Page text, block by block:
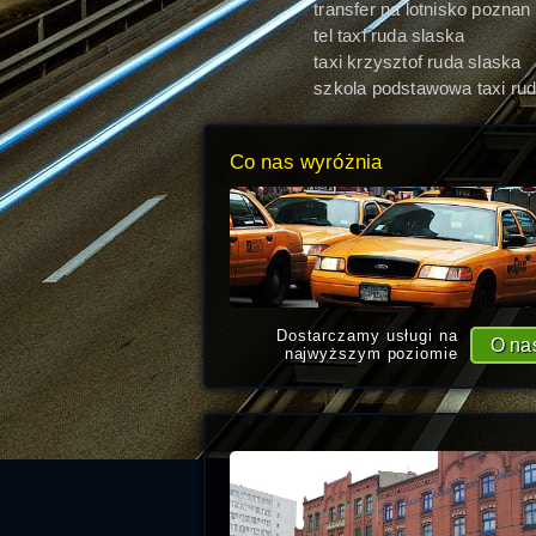
transfer na lotnisko poznan
lawica Ruda Śląska
tel taxi ruda slaska
taxi krzysztof ruda slaska
szkola podstawowa taxi
slaska
Co nas wyróżnia
O
Dostarczamy usługi na
najwyższym poziomie